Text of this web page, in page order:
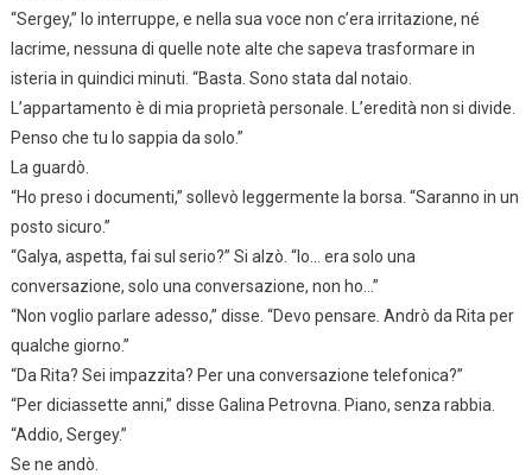
“Sergey,” lo interruppe, e nella sua voce non c’era irritazione, né
lacrime, nessuna di quelle note alte che sapeva trasformare in
isteria in quindici minuti. “Basta. Sono stata dal notaio.
L’appartamento è di mia proprietà personale. L’eredità non si divide.
Penso che tu lo sappia da solo.”
La guardò.
“Ho preso i documenti,” sollevò leggermente la borsa. “Saranno in un
posto sicuro.”
“Galya, aspetta, fai sul serio?” Si alzò. “Io… era solo una
conversazione, solo una conversazione, non ho…”
“Non voglio parlare adesso,” disse. “Devo pensare. Andrò da Rita per
qualche giorno.”
“Da Rita? Sei impazzita? Per una conversazione telefonica?”
“Per diciassette anni,” disse Galina Petrovna. Piano, senza rabbia.
“Addio, Sergey.”
Se ne andò.